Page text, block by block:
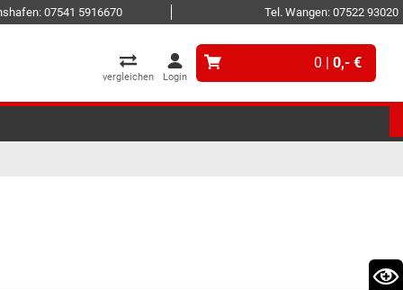
07541 5916670 Tel. Wangen: 07522 93020
vergleichen Login
0 | 0,- €